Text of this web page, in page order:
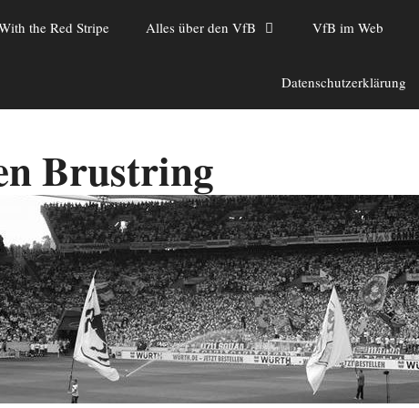
the Red Stripe Alles über den VfB VfB im Web
Datenschutzerklärung
Brustring